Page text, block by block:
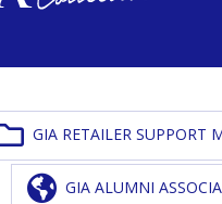
GIA RETAILER SUPPORT
GIA ALUMNI